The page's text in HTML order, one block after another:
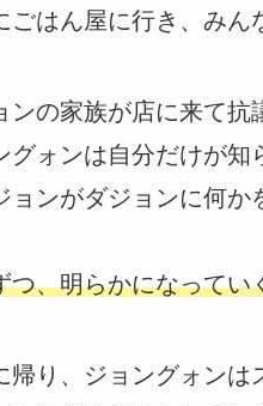
ごはん屋に行き、みん
ンの家族が店に来て抗
グォンは自分だけが知
ョンがダジョンに何
つ、明らかになってい
帰り、ジョングォンは